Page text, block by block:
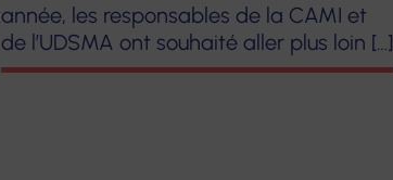
année, les responsables de la CAMI et
de l’UDSMA ont souhaité aller plus loin […]